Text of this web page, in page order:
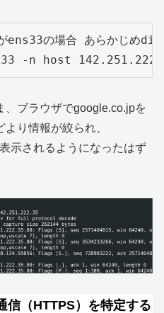
ens33の場合 あらかじめ
-n host
、ブラウザでgoogle.co.jpを
り情報が絞られ、
示されるようになったはず
信（HTTPS）を特定する